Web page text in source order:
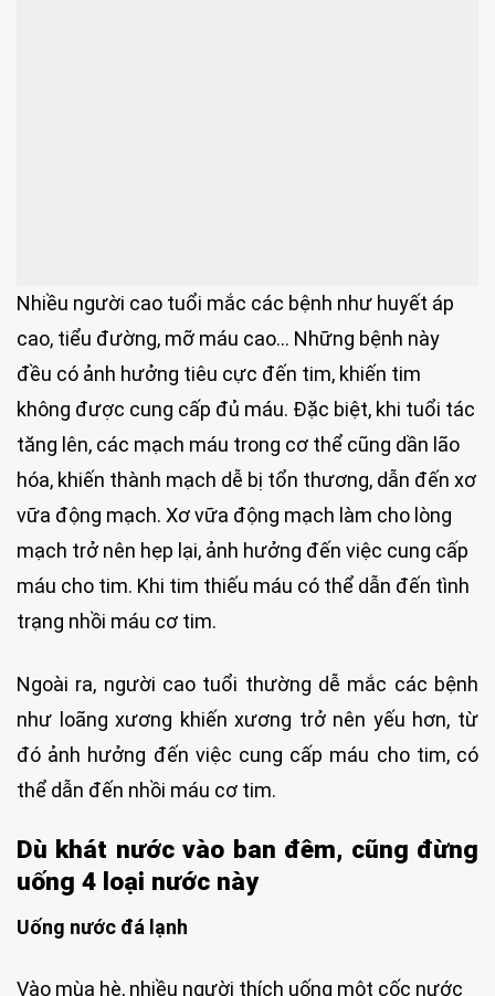
Nhiều người cao tuổi mắc các bệnh như huyết áp
cao, tiểu đường, mỡ máu cao… Những bệnh này
đều có ảnh hưởng tiêu cực đến tim, khiến tim
không được cung cấp đủ máu. Đặc biệt, khi tuổi tác
tăng lên, các mạch máu trong cơ thể cũng dần lão
hóa, khiến thành mạch dễ bị tổn thương, dẫn đến xơ
vữa động mạch. Xơ vữa động mạch làm cho lòng
mạch trở nên hẹp lại, ảnh hưởng đến việc cung cấp
máu cho tim. Khi tim thiếu máu có thể dẫn đến tình
trạng nhồi máu cơ tim.
Ngoài ra, người cao tuổi thường dễ mắc các bệnh
như loãng xương khiến xương trở nên yếu hơn, từ
đó ảnh hưởng đến việc cung cấp máu cho tim, có
thể dẫn đến nhồi máu cơ tim.
Dù khát nước vào ban đêm, cũng đừng
uống 4 loại nước này
Uống nước đá lạnh
Vào mùa hè, nhiều người thích uống một cốc nước